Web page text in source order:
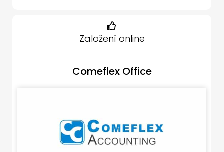
Založení online
Comeflex Office